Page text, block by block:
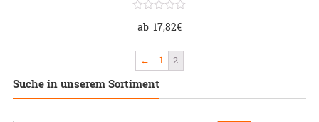
ab 17,82€
← 1 2
Suche in unserem Sortiment